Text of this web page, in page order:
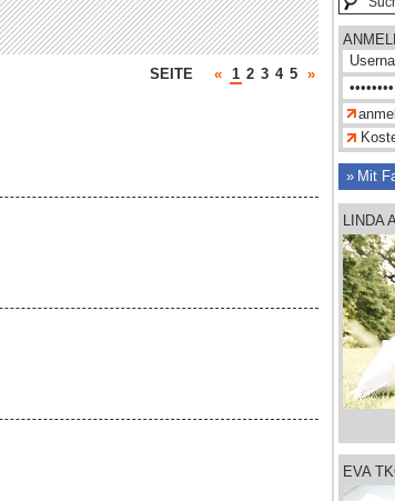
SEITE « 1 2 3 4 5 »
Mit
LINDA
EVA